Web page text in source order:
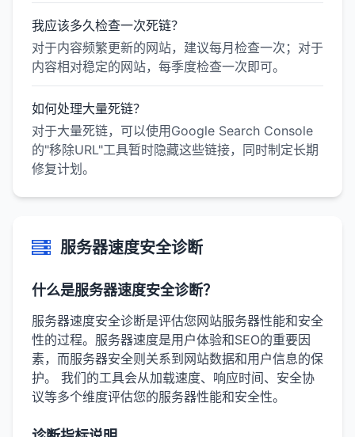
我应该多久检查一次死链？
对于内容频繁更新的网站，建议每月检查一次；对于
内容相对稳定的网站，每季度检查一次即可。
如何处理大量死链？
对于大量死链，可以使用Google Search Console
的"移除URL"工具暂时隐藏这些链接，同时制定长期
修复计划。
服务器速度安全诊断
什么是服务器速度安全诊断？
服务器速度安全诊断是评估您网站服务器性能和安全
性的过程。服务器速度是用户体验和SEO的重要因
素，而服务器安全则关系到网站数据和用户信息的保
护。 我们的工具会从加载速度、响应时间、安全协
议等多个维度评估您的服务器性能和安全性。